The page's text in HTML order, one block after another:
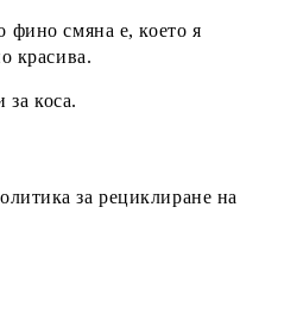
фино смяна е, което я
красива.
за коса.
за рециклиране на